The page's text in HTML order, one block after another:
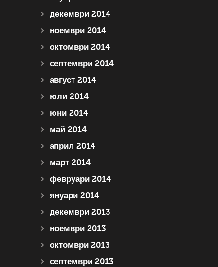
декември 2014
ноември 2014
октомври 2014
септември 2014
август 2014
юли 2014
юни 2014
май 2014
април 2014
март 2014
февруари 2014
януари 2014
декември 2013
ноември 2013
октомври 2013
септември 2013